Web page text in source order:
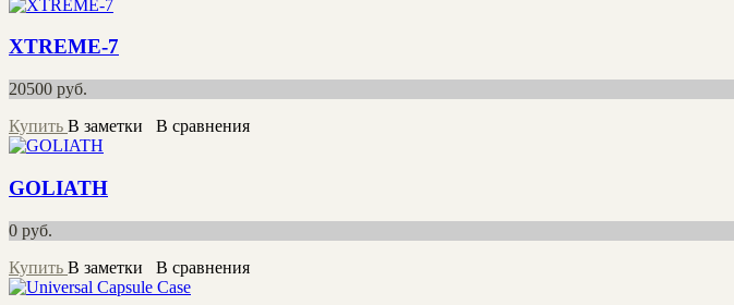
XTREME-7
20500 руб.
Купить В заметки В сравнения
GOLIATH
0 руб.
Купить В заметки В сравнения